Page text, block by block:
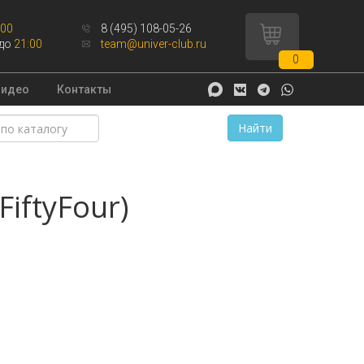
до 21:00
8 (495) 108-05-26
team@univer-club.ru
0
Контакты
Найти